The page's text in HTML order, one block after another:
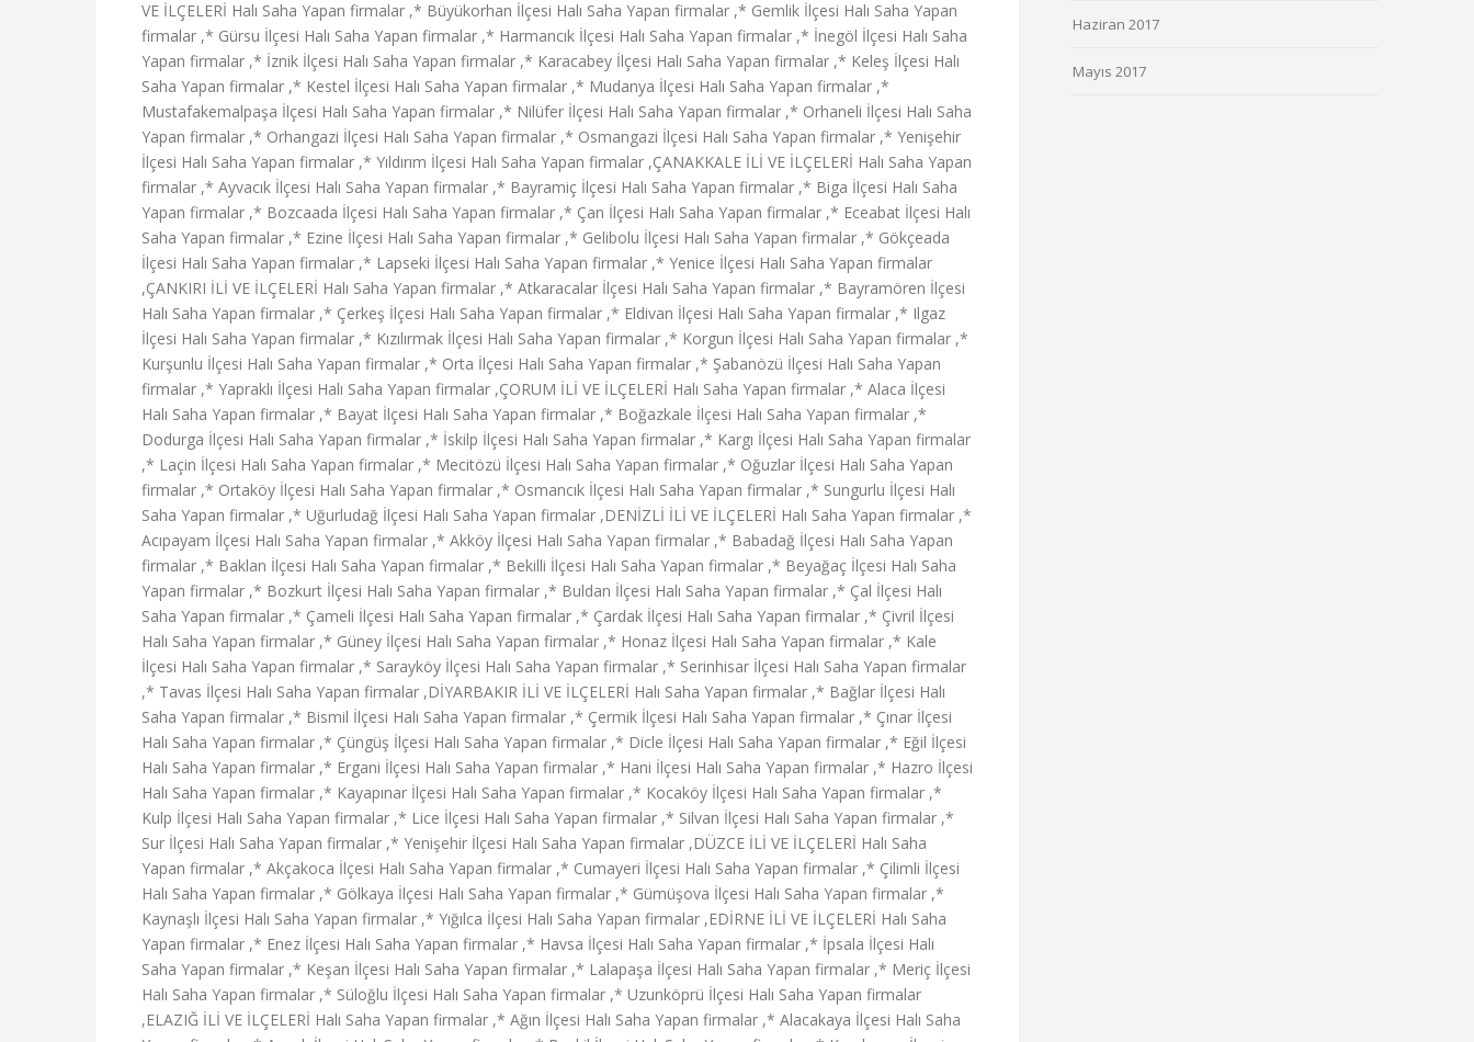
Haziran 2017
Mayıs 2017